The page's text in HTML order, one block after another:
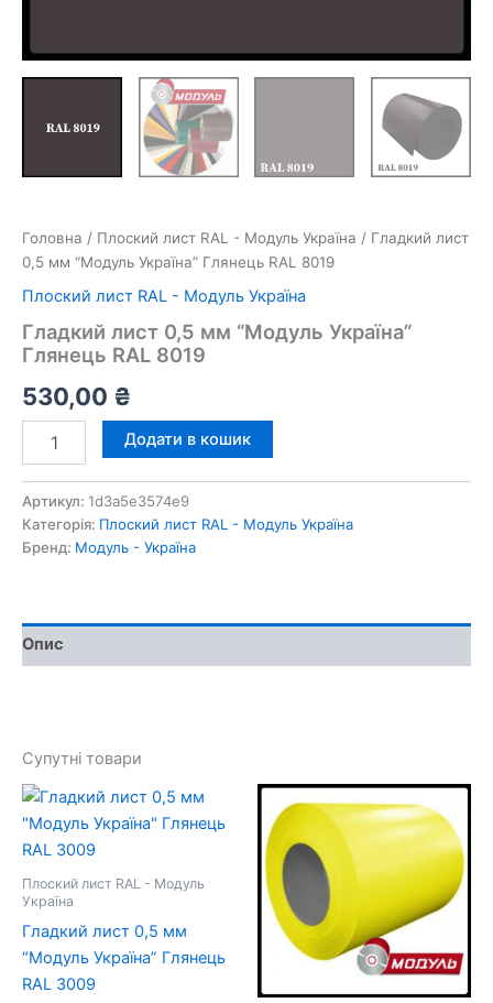
Головна / Плоский лист RAL - Модуль Україна / Гладкий лист
0,5 мм “Модуль Україна” Глянець RAL 8019
Плоский лист RAL - Модуль Україна
Гладкий лист 0,5 мм “Модуль Україна”
Глянець RAL 8019
530,00 ₴
лист
мм
"Модуль
Україна"
кількість
Додати в кошик
Артикул: 1d3a5e3574e9
Категорія: Плоский лист RAL - Модуль Україна
Бренд: Модуль - Україна
Опис
Супутні товари
Плоский лист RAL - Модуль
Україна
Гладкий лист 0,5 мм
“Модуль Україна” Глянець
RAL 3009